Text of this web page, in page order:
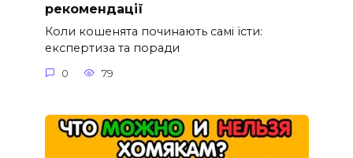
рекомендації
Коли кошенята починають самі їсти:
експертиза та поради
0 79